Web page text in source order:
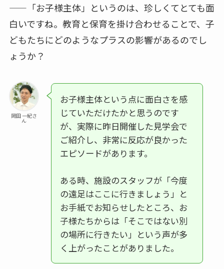
——「お子様主体」というのは、珍しくてとても面
白いですね。教育と保育を掛け合わせることで、子
どもたちにどのようなプラスの影響があるのでし
ょうか？
岡田 一紀さ
ん
お子様主体という点に面白さを感
じていただけたかと思うのです
が、実際に昨日開催した見学会で
ご紹介し、非常に反応が良かった
エピソードがあります。
ある時、施設のスタッフが「今度
の遠足はここに行きましょう」と
お手紙でお知らせしたところ、お
子様たちからは「そこではない別
の場所に行きたい」という声が多
く上がったことがありました。